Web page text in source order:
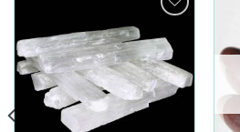
a la
lista de
deseos